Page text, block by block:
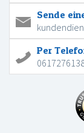
Sende
Per